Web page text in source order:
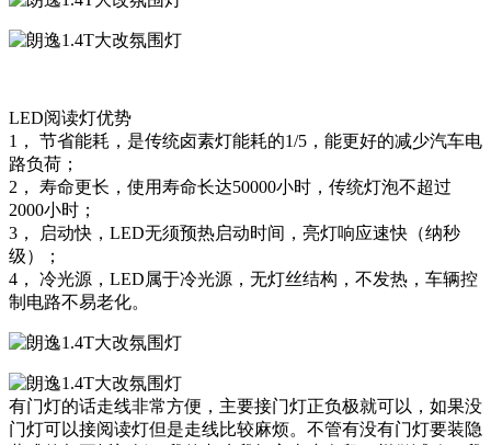
LED阅读灯优势
1， 节省能耗，是传统卤素灯能耗的1/5，能更好的减少汽车电
路负荷；
2， 寿命更长，使用寿命长达50000小时，传统灯泡不超过
2000小时；
3， 启动快，LED无须预热启动时间，亮灯响应速快（纳秒
级）；
4， 冷光源，LED属于冷光源，无灯丝结构，不发热，车辆控
制电路不易老化。
有门灯的话走线非常方便，主要接门灯正负极就可以，如果没
门灯可以接阅读灯但是走线比较麻烦。不管有没有门灯要装隐